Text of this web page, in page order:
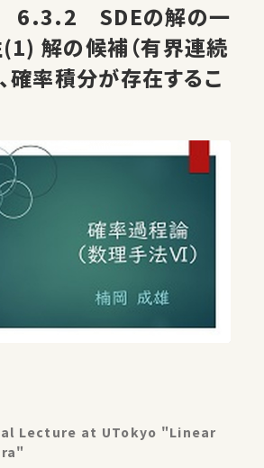
SDEの解の一
解の候補（有界連続
確率積分が存在するこ
Lecture at UTokyo "Linear